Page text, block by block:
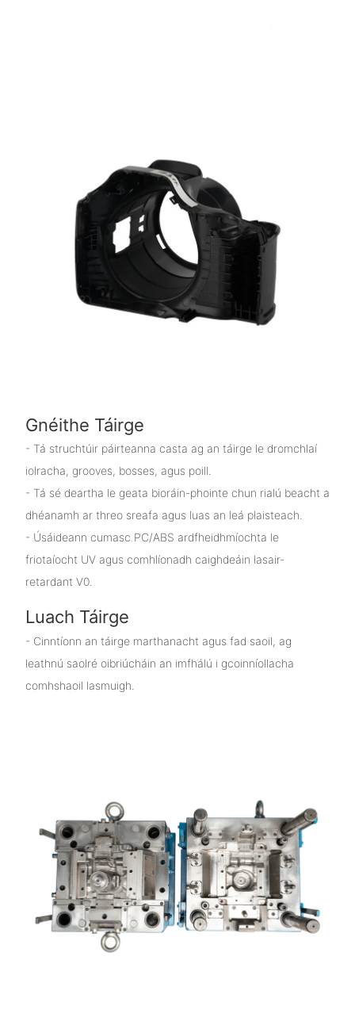
Gnéithe Táirge
- Tá struchtúir páirteanna casta ag an táirge le dromchlaí
iolracha, grooves, bosses, agus poill.
- Tá sé deartha le geata bioráin-phointe chun rialú beacht a
dhéanamh ar threo sreafa agus luas an leá plaisteach.
- Úsáideann cumasc PC/ABS ardfheidhmíochta le
friotaíocht UV agus comhlíonadh caighdeáin lasair-
retardant V0.
Luach Táirge
- Cinntíonn an táirge marthanacht agus fad saoil, ag
leathnú saolré oibriúcháin an imfhálú i gcoinníollacha
comhshaoil ​​lasmuigh.